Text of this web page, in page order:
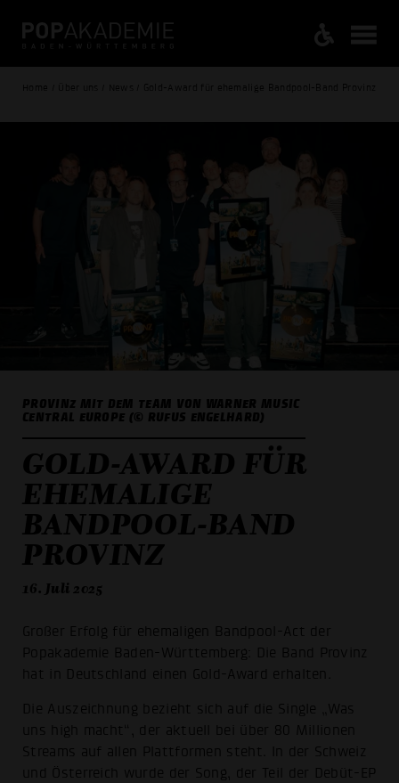
Home / Über uns / News / Gold-Award für ehemalige Bandpool-Band Provinz
PROVINZ MIT DEM TEAM VON WARNER MUSIC
CENTRAL EUROPE (© RUFUS ENGELHARD)
GOLD-AWARD FÜR
EHEMALIGE
BANDPOOL-BAND
PROVINZ
16. Juli 2025
Großer Erfolg für ehemaligen Bandpool-Act der
Popakademie Baden-Württemberg: Die Band Provinz
hat in Deutschland einen Gold-Award erhalten.
Die Auszeichnung bezieht sich auf die Single „Was
uns high macht“, der aktuell bei über 80 Millionen
Streams auf allen Plattformen steht. In der Schweiz
und Österreich wurde der Song, der Teil der Debüt-EP